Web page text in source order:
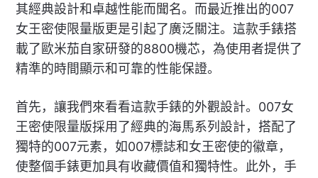
其經典設計和卓越性能而聞名。而最近推出的007
女王密使限量版更是引起了廣泛關注。這款手錶搭
載了歐米茄自家研發的8800機芯，為使用者提供了
精準的時間顯示和可靠的性能保證。
首先，讓我們來看看這款手錶的外觀設計。007女
王密使限量版採用了經典的海馬系列設計，搭配了
獨特的007元素，如007標誌和女王密使的徽章，
使整個手錶更加具有收藏價值和獨特性。此外，手